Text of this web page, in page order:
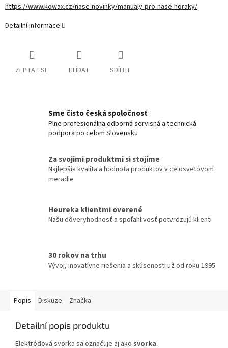
https://www.kowax.cz/nase-novinky/manualy-pro-nase-horaky/
Detailní informace
ZEPTAT SE HLÍDAT SDÍLET
Sme čisto česká spoločnosť
Plne profesionálna odborná servisná a technická
podpora po celom Slovensku
Za svojimi produktmi si stojíme
Najlepšia kvalita a hodnota produktov v celosvetovom
meradle
Heureka klientmi overené
Našu dôveryhodnosť a spoľahlivosť potvrdzujú klienti
30 rokov na trhu
Vývoj, inovatívne riešenia a skúsenosti už od roku 1995
Popis Diskuze Značka
Detailní popis produktu
Elektródová svorka sa označuje aj ako svorka.